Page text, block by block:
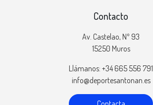
Contacto
Av. Castelao, Nº 93
15250 Muros
Llámanos: +34 665 556 791
info@deportesantonan.es